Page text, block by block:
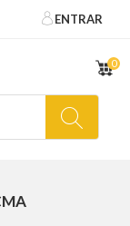
ENTRAR
0